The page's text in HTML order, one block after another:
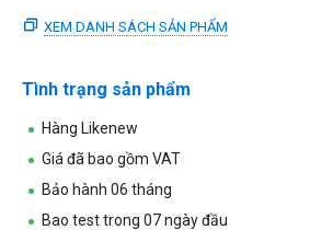
XEM DANH SÁCH SẢN PHẨM
Tình trạng sản phẩm
Hàng Likenew
Giá đã bao gồm VAT
Bảo hành 06 tháng
Bao test trong 07 ngày đầu